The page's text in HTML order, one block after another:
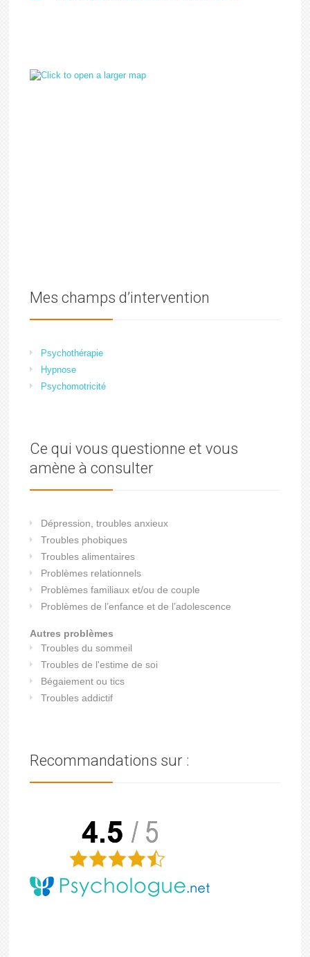
Mes champs d’intervention
Psychothérapie
Hypnose
Psychomotricité
Ce qui vous questionne et vous
amène à consulter
Dépression, troubles anxieux
Troubles phobiques
Troubles alimentaires
Problèmes relationnels
Problèmes familiaux et/ou de couple
Problèmes de l’enfance et de l’adolescence
Autres problèmes
Troubles du sommeil
Troubles de l'estime de soi
Bégaiement ou tics
Troubles addictif
Recommandations sur :